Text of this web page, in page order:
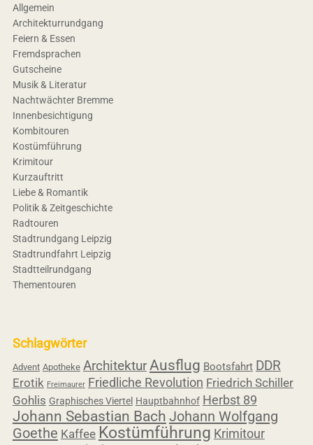
Allgemein
Architekturrundgang
Feiern & Essen
Fremdsprachen
Gutscheine
Musik & Literatur
Nachtwächter Bremme
Innenbesichtigung
Kombitouren
Kostümführung
Krimitour
Kurzauftritt
Liebe & Romantik
Politik & Zeitgeschichte
Radtouren
Stadtrundgang Leipzig
Stadtrundfahrt Leipzig
Stadtteilrundgang
Thementouren
Schlagwörter
Advent Apotheke Architektur Ausflug Bootsfahrt DDR
Erotik Freimaurer Friedliche Revolution Friedrich Schiller
Gohlis Graphisches Viertel Hauptbahnhof Herbst 89
Johann Sebastian Bach Johann Wolfgang
Goethe Kaffee Kostümführung Krimitour